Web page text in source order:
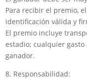
Para recibir el premio,
identificación válida y
El premio incluye
estadio; cualquier
ganador.
8. Responsabilidad: